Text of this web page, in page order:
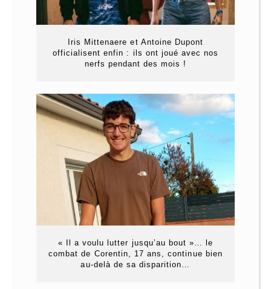
Iris Mittenaere et Antoine Dupont
officialisent enfin : ils ont joué avec nos
nerfs pendant des mois !
« Il a voulu lutter jusqu’au bout »… le
combat de Corentin, 17 ans, continue bien
au-delà de sa disparition…